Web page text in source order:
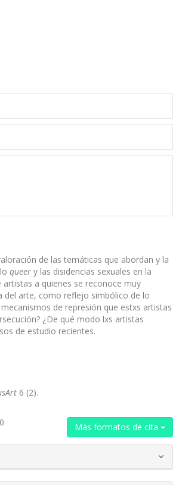
de las temáticas que abordan y la
queer y las disidencias sexuales en la
a quienes se reconoce muy
del arte, como reflejo simbólico de lo
de represión que estxs artistas
¿De qué modo lxs artistas
de estudio recientes.
6 (2).
Más formatos de cita
0